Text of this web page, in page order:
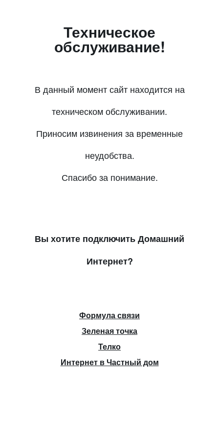
Техническое
обслуживание!
В данный момент сайт находится на
техническом обслуживании.
Приносим извинения за временные
неудобства.
Спасибо за понимание.
Вы хотите подключить Домашний
Интернет?
Формула связи
Зеленая точка
Телко
Интернет в Частный дом